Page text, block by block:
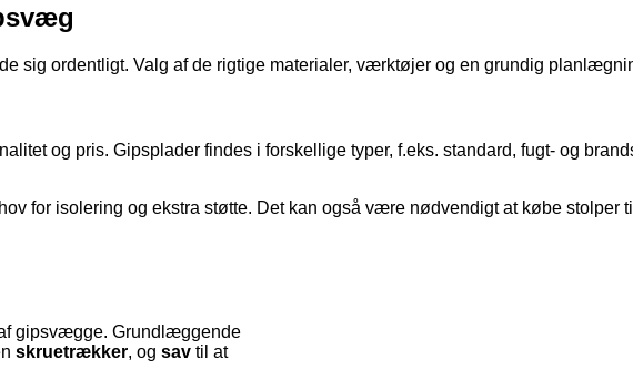
sig ordentligt. Valg af de rigtige materialer, værktøjer og en grundig
og pris. Gipsplader findes i forskellige typer, f.eks. standard, fugt- og
for isolering og ekstra støtte. Det kan også være nødvendigt at købe
gipsvægge. Grundlæggende
skruetrækker, og sav til at